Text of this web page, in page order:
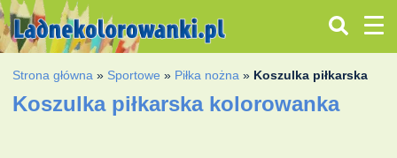
Strona główna » Sportowe » Piłka nożna » Koszulka piłkarska
Koszulka piłkarska kolorowanka